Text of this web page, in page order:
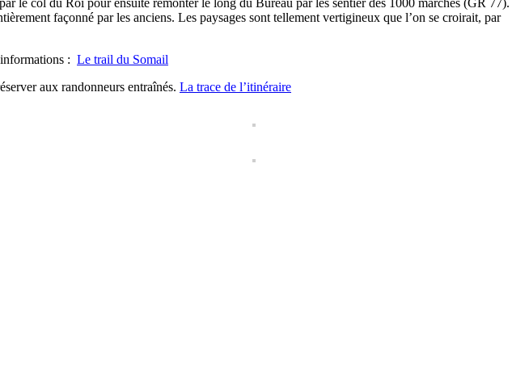
façonné par les anciens. Les paysages sont tellement vertigineux que l’on se croirait, par
: Le trail du Somail
aux randonneurs entraînés. La trace de l’itinéraire